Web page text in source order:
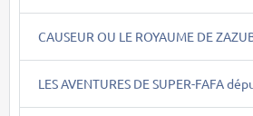
CAUSEUR OU LE ROYAUME DE
LES AVENTURES DE SUPER-FAFA